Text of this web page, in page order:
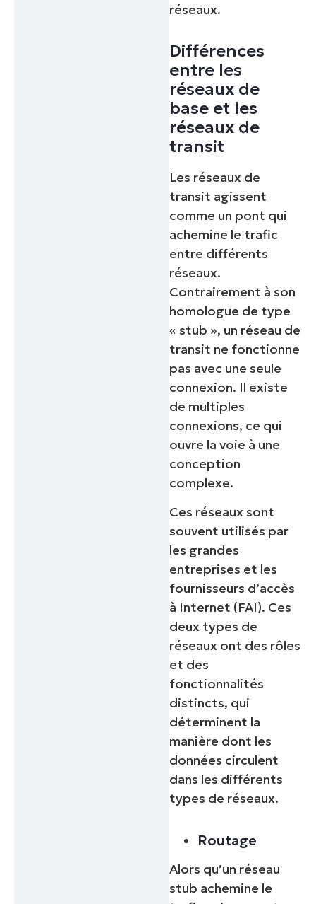
réseaux.
Différences
entre les
réseaux de
base et les
réseaux de
transit
Les réseaux de
transit agissent
comme un pont qui
achemine le trafic
entre différents
réseaux.
Contrairement à son
homologue de type
« stub », un réseau de
transit ne fonctionne
pas avec une seule
connexion. Il existe
de multiples
connexions, ce qui
ouvre la voie à une
conception
complexe.
Ces réseaux sont
souvent utilisés par
les grandes
entreprises et les
fournisseurs d’accès
à Internet (FAI). Ces
deux types de
réseaux ont des rôles
et des
fonctionnalités
distincts, qui
déterminent la
manière dont les
données circulent
dans les différents
types de réseaux.
Routage
Alors qu’un réseau
stub achemine le